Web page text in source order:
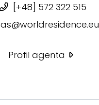
[+48] 572 322 515
as@worldresidence.eu
Profil agenta